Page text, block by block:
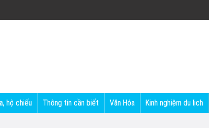
hộ chiếu Thông tin cần biết Văn Hóa Kinh nghiệm du lịch